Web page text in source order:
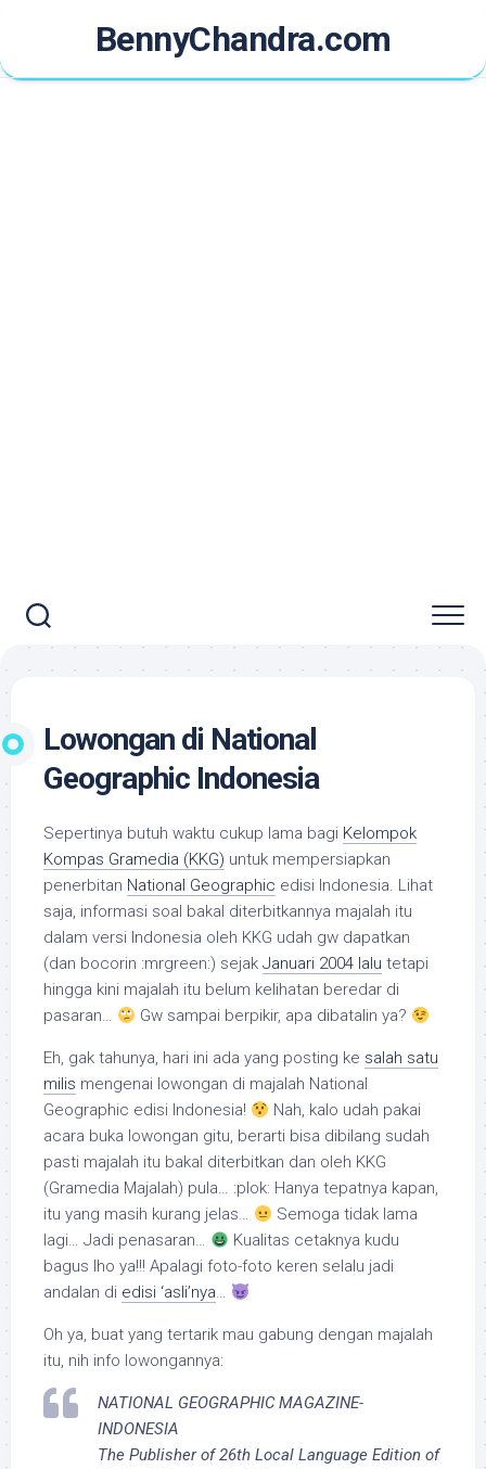
content
BennyChandra.com
Lowongan di National
Geographic Indonesia
Sepertinya butuh waktu cukup lama bagi Kelompok
Kompas Gramedia (KKG) untuk mempersiapkan
penerbitan National Geographic edisi Indonesia. Lihat
saja, informasi soal bakal diterbitkannya majalah itu
dalam versi Indonesia oleh KKG udah gw dapatkan
(dan bocorin :mrgreen:) sejak Januari 2004 lalu tetapi
hingga kini majalah itu belum kelihatan beredar di
pasaran…
Gw sampai berpikir, apa dibatalin ya?
Eh, gak tahunya, hari ini ada yang posting ke salah satu
milis mengenai lowongan di majalah National
Geographic edisi Indonesia!
Nah, kalo udah pakai
acara buka lowongan gitu, berarti bisa dibilang sudah
pasti majalah itu bakal diterbitkan dan oleh KKG
(Gramedia Majalah) pula… :plok: Hanya tepatnya kapan,
itu yang masih kurang jelas…
Semoga tidak lama
lagi… Jadi penasaran…
Kualitas cetaknya kudu
bagus lho ya!!! Apalagi foto-foto keren selalu jadi
andalan di edisi ‘asli’nya…
Oh ya, buat yang tertarik mau gabung dengan majalah
itu, nih info lowongannya:
NATIONAL GEOGRAPHIC MAGAZINE-
INDONESIA
The Publisher of 26th Local Language Edition of